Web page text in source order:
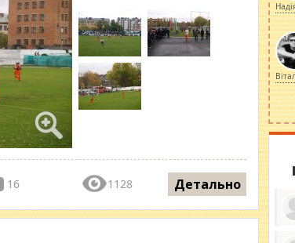
16 1128 Детально